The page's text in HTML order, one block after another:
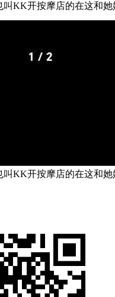
叫KK开按摩店的在这和她
叫KK开按摩店的在这和她
联系地址: 广东省东莞